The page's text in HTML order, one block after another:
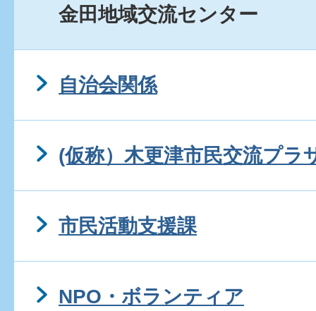
金田地域交流センター
自治会関係
(仮称）木更津市民交流プラ
市民活動支援課
NPO・ボランティア